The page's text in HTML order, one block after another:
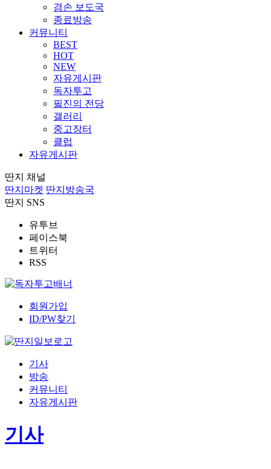
겸손 보도국
종료방송
커뮤니티
BEST
HOT
NEW
자유게시판
독자투고
필진의 전당
갤러리
중고장터
클럽
자유게시판
딴지 채널
딴지마켓 딴지방송국
딴지 SNS
유투브
페이스북
트위터
RSS
회원가입
ID/PW찾기
기사
방송
커뮤니티
자유게시판
기사